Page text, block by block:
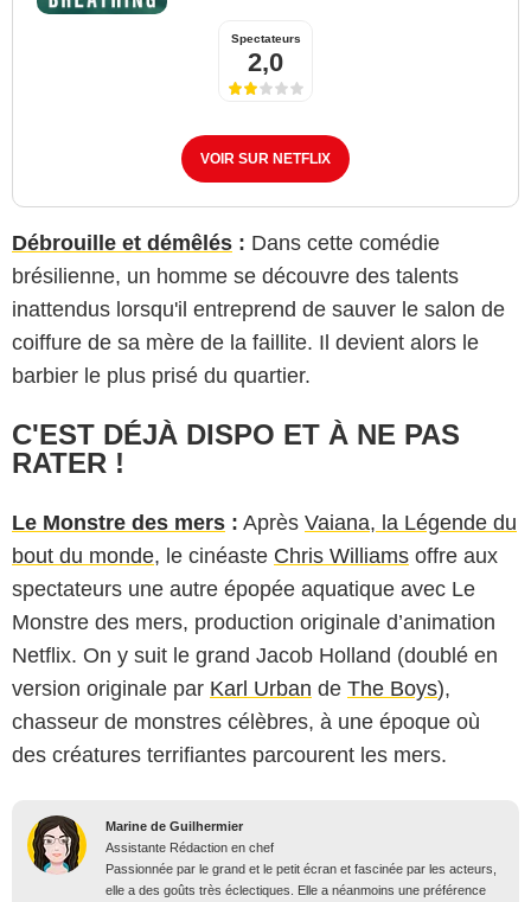
Spectateurs
2,0
VOIR SUR NETFLIX
Débrouille et démêlés : Dans cette comédie
brésilienne, un homme se découvre des talents
inattendus lorsqu'il entreprend de sauver le salon de
coiffure de sa mère de la faillite. Il devient alors le
barbier le plus prisé du quartier.
C'EST DÉJÀ DISPO ET À NE PAS
RATER !
Le Monstre des mers : Après Vaiana, la Légende du
bout du monde, le cinéaste Chris Williams offre aux
spectateurs une autre épopée aquatique avec Le
Monstre des mers, production originale d’animation
Netflix. On y suit le grand Jacob Holland (doublé en
version originale par Karl Urban de The Boys),
chasseur de monstres célèbres, à une époque où
des créatures terrifiantes parcourent les mers.
Marine de Guilhermier
Assistante Rédaction en chef
Passionnée par le grand et le petit écran et fascinée par les acteurs,
elle a des goûts très éclectiques. Elle a néanmoins une préférence